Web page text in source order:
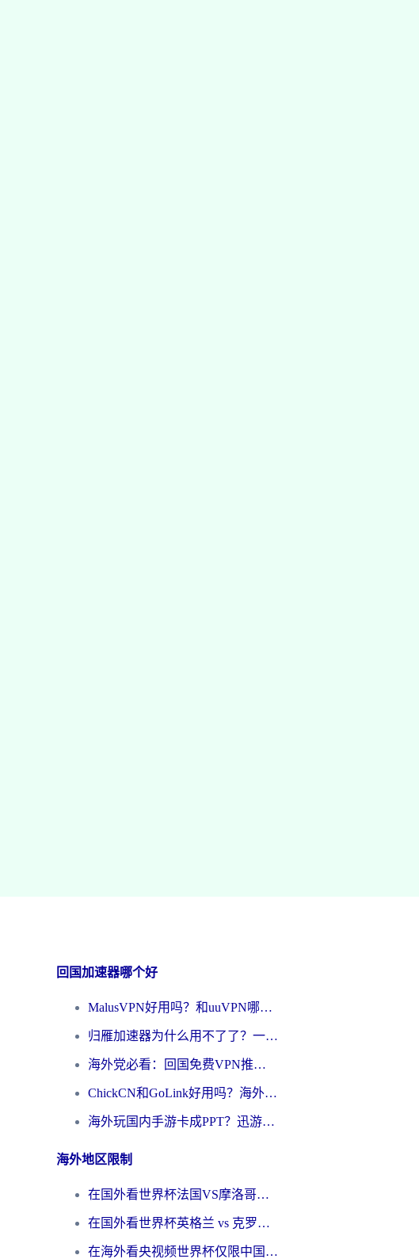
回国加速器哪个好
MalusVPN好用吗？和uuVPN哪个好？海外党无缝访问国内资源的真实对比与选择指南
归雁加速器为什么用不了了？一位海外游子的真实困惑与技术解答
海外党必看：回国免费VPN推荐？别踩坑！教你选对加速器无缝刷国内资源
ChickCN和GoLink好用吗？海外党如何选对回国加速器
海外玩国内手游卡成PPT？迅游和奇游手游哪个好？一篇讲透回国加速器怎么选
海外地区限制
在国外看世界杯法国VS摩洛哥地区限制？这篇指南让你流畅看中文解说无压力
在国外看世界杯英格兰 vs 克罗地亚当前地区不可播放？这篇指南帮你搞定所有海外观赛难题
在海外看央视频世界杯仅限中国大陆？这篇指南帮你解锁中文解说+无卡顿直播